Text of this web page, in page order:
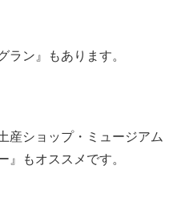
ラン』もあります。
産ショップ・ミュージアム
』もオススメです。